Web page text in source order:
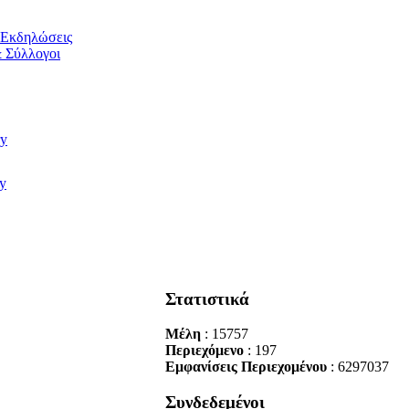
Εκδηλώσεις
Σύλλογοι
Στατιστικά
Μέλη : 15757
Περιεχόμενο : 197
Εμφανίσεις Περιεχομένου : 6297037
Συνδεδεμένοι